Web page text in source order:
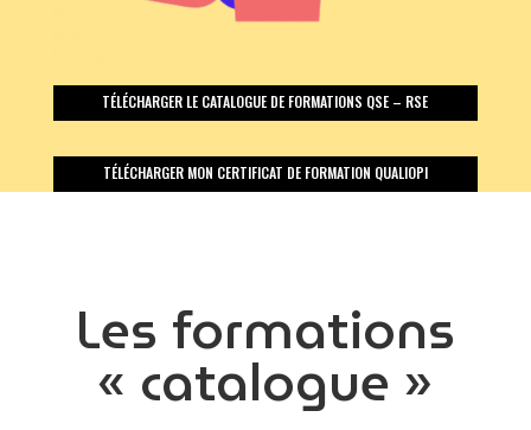
TÉLÉCHARGER LE CATALOGUE DE FORMATIONS QSE – RSE
TÉLÉCHARGER MON CERTIFICAT DE FORMATION QUALIOPI
Les formations
« catalogue »